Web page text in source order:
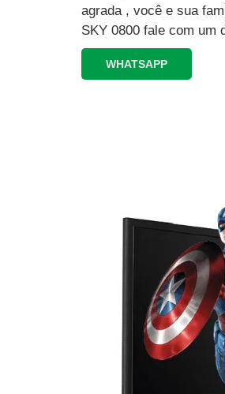
agrada , você e sua
SKY 0800 fale com um
WHATSAPP